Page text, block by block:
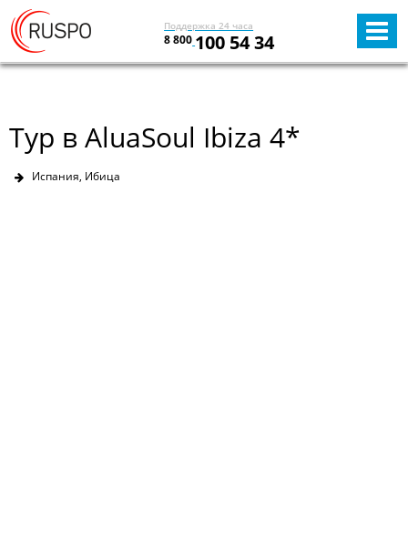
Поддержка 24 часа
8 800 100 54 34
Тур в AluaSoul Ibiza 4*
Испания, Ибица